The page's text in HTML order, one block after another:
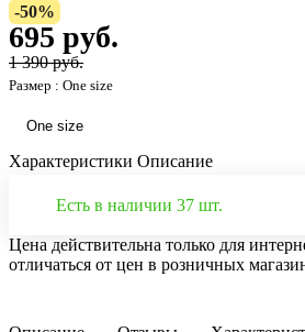
-50%
695 руб.
1 390 руб.
Размер : One size
One size
Характеристики Описание
Есть в наличии 37 шт.
Цена действительна только для
отличаться от цен в розничных